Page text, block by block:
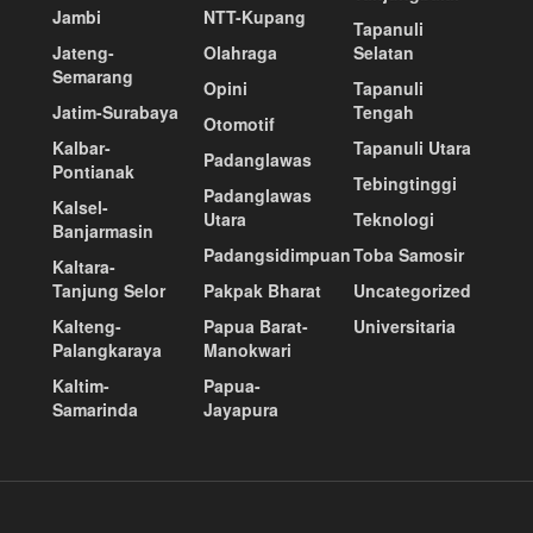
Jambi
Jateng-
Semarang
Jatim-Surabaya
Kalbar-
Pontianak
Kalsel-
Banjarmasin
Kaltara-
Tanjung Selor
Kalteng-
Palangkaraya
Kaltim-
Samarinda
NTT-Kupang
Olahraga
Opini
Otomotif
Padanglawas
Padanglawas
Utara
Padangsidimpuan
Pakpak Bharat
Papua Barat-
Manokwari
Papua-
Jayapura
Tapanuli
Selatan
Tapanuli
Tengah
Tapanuli Utara
Tebingtinggi
Teknologi
Toba Samosir
Uncategorized
Universitaria